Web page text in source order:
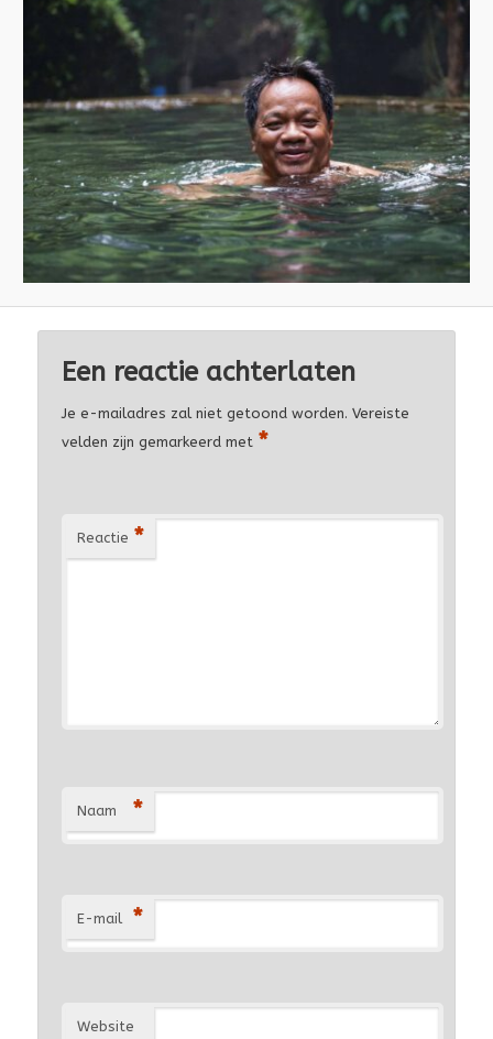
Een reactie achterlaten
Je e-mailadres zal niet getoond worden. Vereiste
velden zijn gemarkeerd met *
Reactie *
Naam *
E-mail *
Website